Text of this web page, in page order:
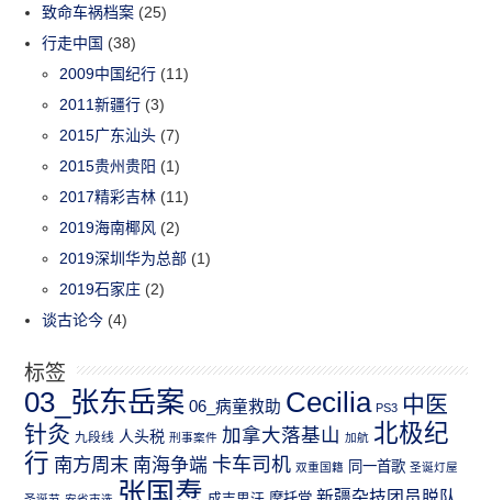
致命车祸档案 (25)
行走中国 (38)
2009中国纪行 (11)
2011新疆行 (3)
2015广东汕头 (7)
2015贵州贵阳 (1)
2017精彩吉林 (11)
2019海南椰风 (2)
2019深圳华为总部 (1)
2019石家庄 (2)
谈古论今 (4)
标签
03_张东岳案 06_病童救助 Cecilia PS3 中医
针灸 九段线 人头税 刑事案件 加拿大落基山 加航 北极纪
行 南方周末 南海争端 卡车司机 双重国籍 同一首歌 圣诞灯屋
张国焘